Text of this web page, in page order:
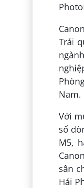
Trải
Nam.
Với
số
M5,
sân
Hải